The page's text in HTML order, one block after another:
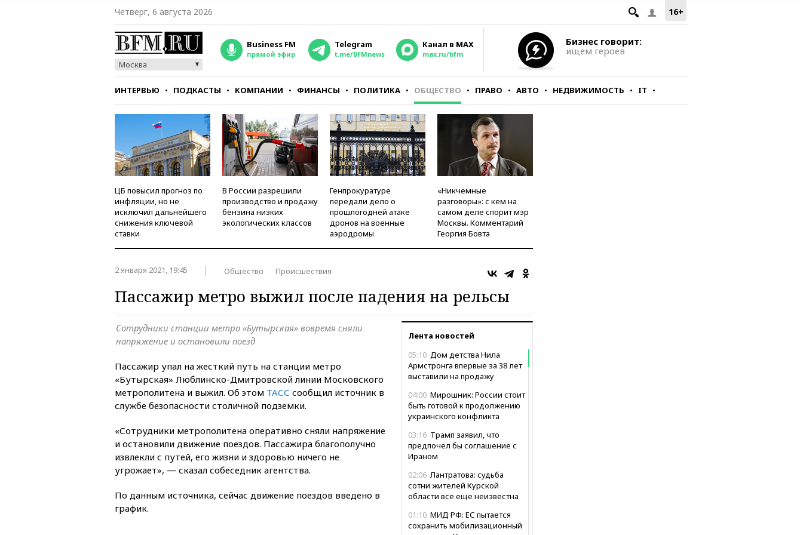
16+
Четверг, 6 августа 2026
Москва
Business FM
прямой эфир
Telegram
t.me/BFMnews
Канал в MAX
max.ru/bfm
Бизнес говорит:
ищем героев
ИНТЕРВЬЮ ПОДКАСТЫ КОМПАНИИ ФИНАНСЫ ПОЛИТИКА ОБЩЕСТВО ПРАВО АВТО НЕДВИЖИМОСТЬ IT
СТИЛЬ ТЕСТЫ
ЦБ повысил прогноз по
инфляции, но не
исключил дальнейшего
снижения ключевой
ставки
В России разрешили
производство и продажу
бензина низких
экологических классов
Генпрокуратуре
передали дело о
прошлогодней атаке
дронов на военные
аэродромы
«Никчемные
разговоры»: с кем на
самом деле спорит мэр
Москвы. Комментарий
Георгия Бовта
2 января 2021, 19:45 Общество Происшествия
Пассажир метро выжил после падения на рельсы
Лента новостей
05:10 Дом детства Нила
Армстронга впервые за 38 лет
выставили на продажу
04:00 Мирошник: России стоит
быть готовой к продолжению
украинского конфликта
03:16 Трамп заявил, что
предпочел бы соглашение с
Ираном
02:06 Лантратова: судьба
сотни жителей Курской
области все еще неизвестна
01:10 МИД РФ: ЕС пытается
сохранить мобилизационный
Сотрудники станции метро «Бутырская» вовремя сняли
напряжение и остановили поезд
Пассажир упал на жесткий путь на станции метро
«Бутырская» Люблинско-Дмитровской линии Московского
метрополитена и выжил. Об этом ТАСС сообщил источник в
службе безопасности столичной подземки.
«Сотрудники метрополитена оперативно сняли напряжение
и остановили движение поездов. Пассажира благополучно
извлекли с путей, его жизни и здоровью ничего не
угрожает», — сказал собеседник агентства.
По данным источника, сейчас движение поездов введено в
график.